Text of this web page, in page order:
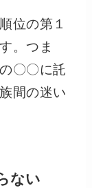
位の第１
。つま
〇〇に託
間の迷い
ない